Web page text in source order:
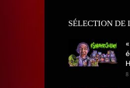
SÉLECTION DE
8